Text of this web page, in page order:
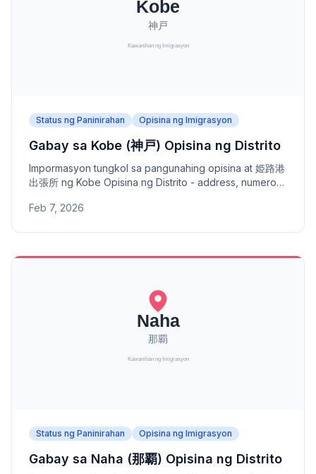
Status ng Paninirahan Opisina ng Imigrasyon
Gabay sa Kobe (神戸) Opisina ng Distrito
Impormasyon tungkol sa pangunahing opisina at 姫路港
出張所 ng Kobe Opisina ng Distrito - address, numero
ilalim ng Osaka Opisina ng Serbisyo ng Imigrasyon.
Feb 7, 2026
Status ng Paninirahan Opisina ng Imigrasyon
Gabay sa Naha (那覇) Opisina ng Distrito